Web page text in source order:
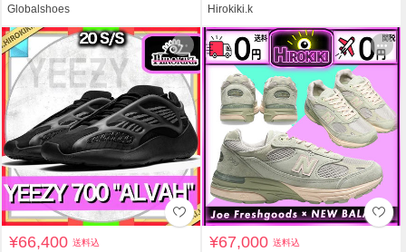
Globalshoes Hirokiki.k
¥66,400送料込 ¥67,000送料込